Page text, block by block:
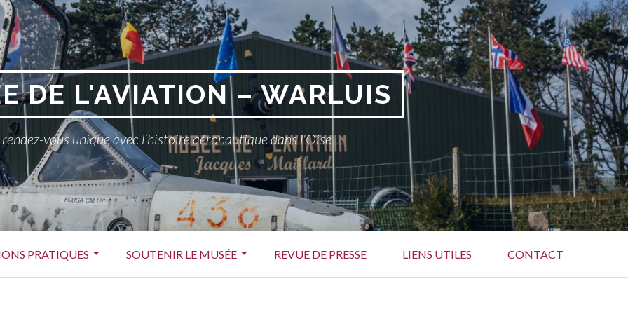
DE L'AVIATION – WARLUIS
vous unique avec l’histoire aéronautique dans l'Oise
PRATIQUES SOUTENIR LE MUSÉE REVUE DE PRESSE LIENS UTILES CONTACT